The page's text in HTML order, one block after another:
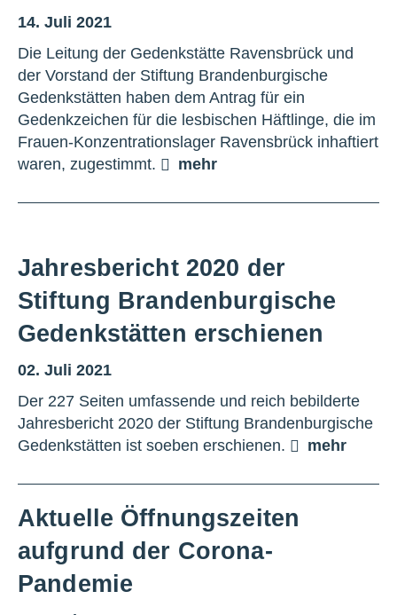
14. Juli 2021
Die Leitung der Gedenkstätte Ravensbrück und
der Vorstand der Stiftung Brandenburgische
Gedenkstätten haben dem Antrag für ein
Gedenkzeichen für die lesbischen Häftlinge, die im
Frauen-Konzentrationslager Ravensbrück inhaftiert
waren, zugestimmt.
mehr
Jahresbericht 2020 der
Stiftung Brandenburgische
Gedenkstätten erschienen
02. Juli 2021
Der 227 Seiten umfassende und reich bebilderte
Jahresbericht 2020 der Stiftung Brandenburgische
Gedenkstätten ist soeben erschienen.
mehr
Aktuelle Öffnungszeiten
aufgrund der Corona-
Pandemie